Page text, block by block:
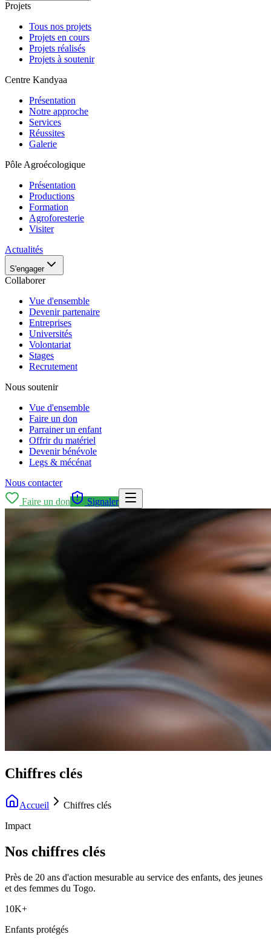
Projets
Tous nos projets
Projets en cours
Projets réalisés
Projets à soutenir
Centre Kandyaa
Présentation
Notre approche
Services
Réussites
Galerie
Pôle Agroécologique
Présentation
Productions
Formation
Agroforesterie
Visiter
Actualités
S'engager
Collaborer
Vue d'ensemble
Devenir partenaire
Entreprises
Universités
Volontariat
Stages
Recrutement
Nous soutenir
Vue d'ensemble
Faire un don
Parrainer un enfant
Offrir du matériel
Devenir bénévole
Legs & mécénat
Nous contacter
Faire un don
Signaler
Chiffres clés
Accueil
Chiffres clés
Impact
Nos chiffres clés
Près de 20 ans d'action mesurable au service des enfants, des jeunes
et des femmes du Togo.
10K+
Enfants protégés